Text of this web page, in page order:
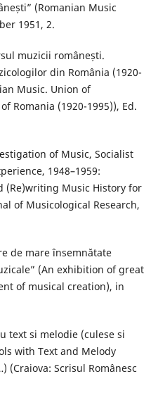
(Romanian Music
1951, 2.
muzicii românești.
din România (1920-
Music. Union of
Romania (1920-1995)), Ed.
of Music, Socialist
1948–1959:
(Re)writing Music History for
of Musicological Research,
de mare însemnătate
(An exhibition of great
of musical creation), in
text si melodie (culese si
with Text and Melody
(Craiova: Scrisul Românesc